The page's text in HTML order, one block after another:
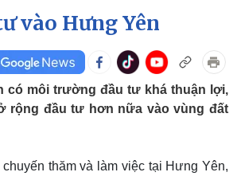
Infographic
Ô tô - Xe máy
Ô tô
Doanh
Thông
Doanh
Doanh
Vì cộng
vào Hưng Yên
có môi trường đầu tư khá thuận lợi,
rộng đầu tư hơn nữa vào vùng đất
thăm và làm việc tại Hưng Yên,